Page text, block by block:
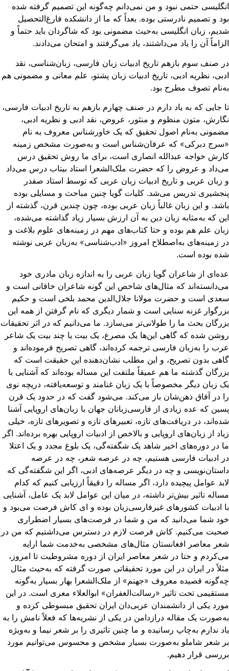
حتمی نبود و من نمی‌دانم چه‌گونه این تصمیم گرفته شده
و تصمیم نادرستی بوده. بعداً که ما از دانشکده فارغ‌التحصیل
زبان انگلیسی به‌حیث مضمونی بود که شاگردان باید حتماً و
آن را یاد می‌داشتند، یاد می‌گرفتند و امتحان می‌دادند.
صنف سوم بازهم تاریخ ادبیات زبان فارسی، زبان‌شناسی، نقد
نظریه ادبی، ‌تاریخ ادبیات زبان پشتو‌، علم معانی و مضمونی هم
تصوف مطرح بود.
جایی که به یاد دارم در صنف چهارم بازهم به تاریخ ادبیات فارسی،‌
متون منظوم و منثور، عروض، نقد ادبی و نظریه ادبی،‌
به‌نام اصول تحقیق که یک خاورشناس معروف به نام
دبرکی» که عرفان‌شناس است و به‌صورت مشخص زمینه
خواجه عبدالله ‌انصاری است، برای ما روش تحقیق درس
و عروض را که حضرت ملک‌الشعرا استاد بیتاب درس می‌داد
زبان عربی و تاریخ ادبیات زبان عربی که توسط استاد صفدر
تدریس می‌شد. کلیات گویا چنین مباحث و مسایلی بوده
و این زبان غالباً زبان عربی بوده،‌ چون چندین قرن، گذشته از
که به‌مثابه زبان دین به آن ارزش بسیار زیاد گذاشته می‌شده،
علم هم بوده و حتا کتاب‌های مهم در زمینه‌های علوم بلاغت و
زمینه‌های به‌اصطلاح امروز «ادب‌شناسی» به‌زبان عربی نوشته
بوده است.
از شاعران گویا زبان عربی را به اندازه زبان مادری خود
که مثال‌های شاخص این گونه شاعران خاقانی است و
است و حضرت مولانا جلال‌الدین محمد بلخی است و حکیم
غزنه سنایی است و شمار دیگری که نام گرفتن از همه این
بحث ما را طولانی‌تر می‌سازد. ما می‌دانیم که در اثر تحقیقات
شده که گاهی این‌ها یک مصرع، یک بیت یا چند بیت یک شاعر
را به‌زبان فارسی ترجمه کرده‌اند، گاهی تصریح فرموده‌اند و
بدون تصریح، و این مطلب نشان‌دهنده این حقیقت است که
گذشته ما هم عمیقاً ملتفت این مساله بوده‌اند که آشنایی با
زبان دیگر مخصوصاً با یک زبان غنامند و توسعه‌یافته، دریچه‌ نوی
در آفاق ذهن‌شان باز می‌کند. می‌شود گفت که در حدود یک قرن
که عده زیادی از فارسی‌زبانان جهان با زبان‌های اروپایی آشنا
در دریافت‌های تازه، تعبیرهای تازه و تصویرهای تازه، خیلی
از زبان‌های اروپایی و بالاخص از ادبیات اروپایی بهره برده‌اند. اگر
در دوره‌های اخیر شاهد یک شگفته‌گی، یک بلوغ مجدد و یک اعتلا
ادبیات فارسی هستیم، چه در عرصه شعر، چه در عرصه
و چه در دیگر عرصه‌های ادبی، اگر این شگفته‌گی که
عوامل پیچیده دارد، اگر مساله را دقیقاً ارزیابی کنیم که کدام
تاثیر بیش‌تر داشته، در میان این عوامل لابد یک عامل، آشنایی
ادبیات کشورهای غیرفارسی‌زبان بوده و ای کاش فرصت می‌بود و
شما می‌دانید که من و شما در فرصت‌های بسیار اضطراری
می‌کنیم. کاش فرصت لازم در دسترس می‌داشتیم که من در
معاصر افغانستان مثال‌های مشخصی به‌خدمت شما ارایه
و حتا در شعر معاصر ایران از دوره مشروطیت تا امروز،
در ایران در این مورد تحقیقاتی صورت گرفته که به‌حیث مثال
قصیده معروف «جهنم» از ملک‌الشعرا بهار بسیار به‌گونه
تحت تاثیر «رسالت‌الغفران» ابوالعلاء معری است. در این
یکی از دانشمندان عربی‌دان ایران تحقیق مبسوطی کرده و
یک مقاله درازدامن در یکی از نشریه‌ها که فعلاً نامش را به
ندارم به‌چاپ رسانیده و ما چنین تاثیری را بر شعر نیما و به‌ویژه
شعر شاملو به‌صورت بسیار مشخص و محسوس می‌توانیم مورد
قرار دهیم.